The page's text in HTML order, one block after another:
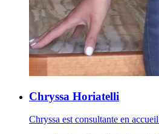
Chryssa Horiatelli
Chryssa est consultante en